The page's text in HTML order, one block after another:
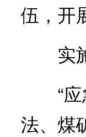
伍，开
实施
“应
法、煤